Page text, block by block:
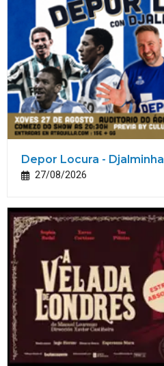
Depor Locura - Djalminha
27/08/2026